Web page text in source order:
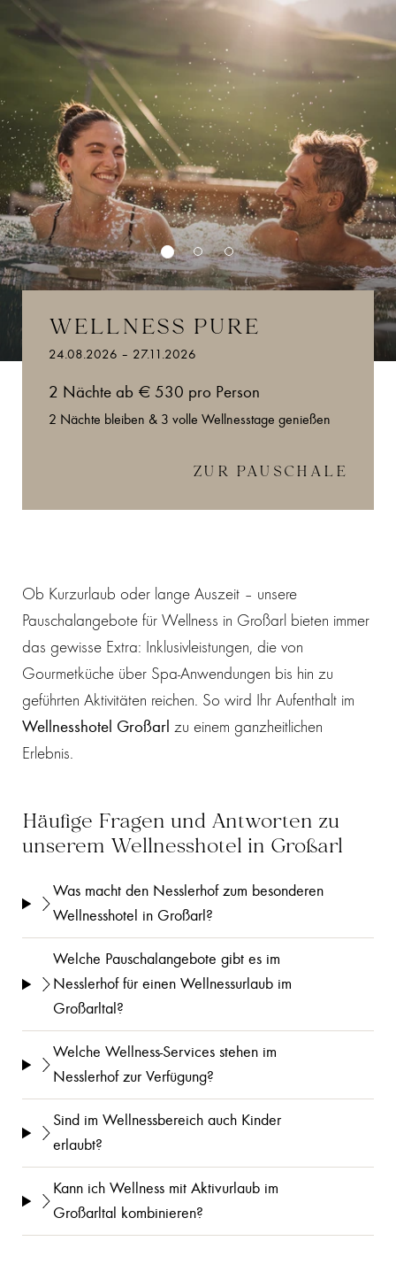
WELLNESS PURE
24.08.2026 – 27.11.2026
2 Nächte ab € 530 pro Person
2 Nächte bleiben & 3 volle Wellnesstage genießen
ZUR PAUSCHALE
Ob Kurzurlaub oder lange Auszeit – unsere
Pauschalangebote für Wellness in Großarl bieten immer
das gewisse Extra: Inklusivleistungen, die von
Gourmetküche über Spa-Anwendungen bis hin zu
geführten Aktivitäten reichen. So wird Ihr Aufenthalt im
Wellnesshotel Großarl zu einem ganzheitlichen
Erlebnis.
Häufige Fragen und Antworten zu
unserem Wellnesshotel in Großarl
Was macht den Nesslerhof zum besonderen
Wellnesshotel in Großarl?
Welche Pauschalangebote gibt es im
Nesslerhof für einen Wellnessurlaub im
Großarltal?
Welche Wellness-Services stehen im
Nesslerhof zur Verfügung?
Sind im Wellnessbereich auch Kinder
erlaubt?
Kann ich Wellness mit Aktivurlaub im
Großarltal kombinieren?